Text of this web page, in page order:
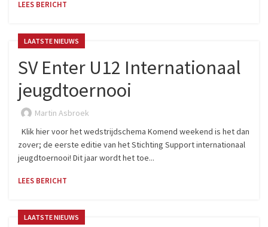
LEES BERICHT
LAATSTE NIEUWS
SV Enter U12 Internationaal
jeugdtoernooi
Martin Asbroek
Klik hier voor het wedstrijdschema Komend weekend is het dan
zover; de eerste editie van het Stichting Support internationaal
jeugdtoernooi! Dit jaar wordt het toe...
LEES BERICHT
LAATSTE NIEUWS